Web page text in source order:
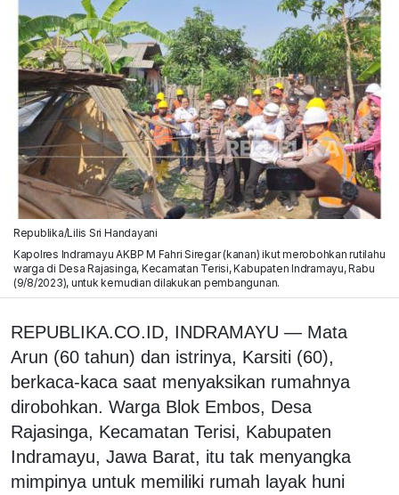
Republika/Lilis Sri Handayani
Kapolres Indramayu AKBP M Fahri Siregar (kanan) ikut merobohkan rutilahu
warga di Desa Rajasinga, Kecamatan Terisi, Kabupaten Indramayu, Rabu
(9/8/2023), untuk kemudian dilakukan pembangunan.
REPUBLIKA.CO.ID, INDRAMAYU — Mata
Arun (60 tahun) dan istrinya, Karsiti (60),
berkaca-kaca saat menyaksikan rumahnya
dirobohkan. Warga Blok Embos, Desa
Rajasinga, Kecamatan Terisi, Kabupaten
Indramayu, Jawa Barat, itu tak menyangka
mimpinya untuk memiliki rumah layak huni